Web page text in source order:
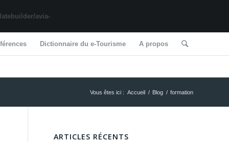
avia-
Dictionnaire du e-Tourisme A propos
Vous êtes ici : Accueil / Blog / formation
ARTICLES RÉCENTS